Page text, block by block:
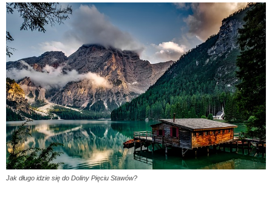
Jak długo idzie się do Doliny Pięciu Stawów?